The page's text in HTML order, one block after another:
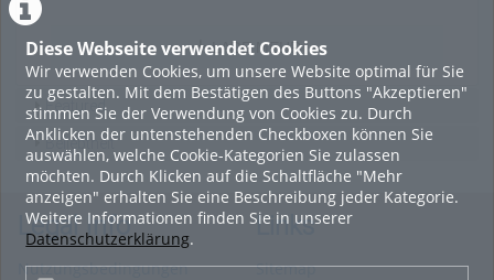
Diese Webseite verwendet Cookies
Wir verwenden Cookies, um unsere Website optimal für Sie
zu gestalten. Mit dem Bestätigen des Buttons "Akzeptieren"
stimmen Sie der Verwendung von Cookies zu. Durch
Anklicken der untenstehenden Checkboxen können Sie
auswählen, welche Cookie-Kategorien Sie zulassen
möchten. Durch Klicken auf die Schaltfläche "Mehr
anzeigen" erhalten Sie eine Beschreibung jeder Kategorie.
Weitere Informationen finden Sie in unserer
Datenschutzerklärung.
LADE MEHR
Featured
Beliebtheit
Legal Info
Nutzungsbedingungen
Links
Sitemap